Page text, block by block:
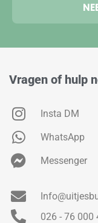
Vragen of hulp
Insta DM
WhatsApp
Messenger
026 - 76 000